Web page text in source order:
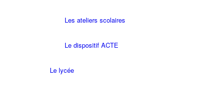
Les ateliers scolaires
Le dispositif ACTE
Le lycée